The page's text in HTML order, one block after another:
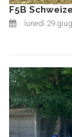
F5B
lunedì 29